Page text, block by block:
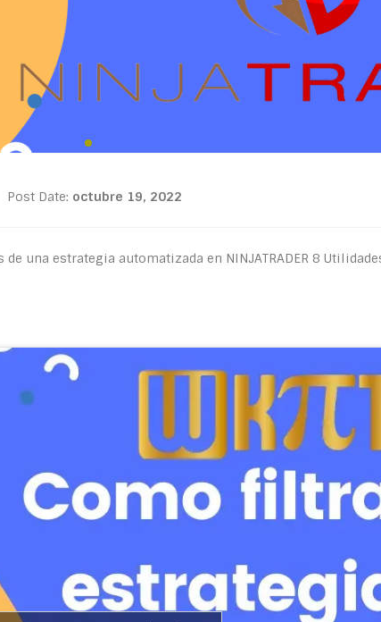
Post Date: octubre 19, 2022
una estrategia automatizada en NINJATRADER 8